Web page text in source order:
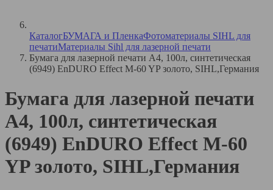
КаталогБУМАГА и ПленкаФотоматериалы SIHL для
печатиМатериалы Sihl для лазерной печати
Бумага для лазерной печати A4, 100л, синтетическая
(6949) EnDURO Effect M-60 YP золото, SIHL,Германия
Бумага для лазерной печати
A4, 100л, синтетическая
(6949) EnDURO Effect M-60
YP золото, SIHL,Германия